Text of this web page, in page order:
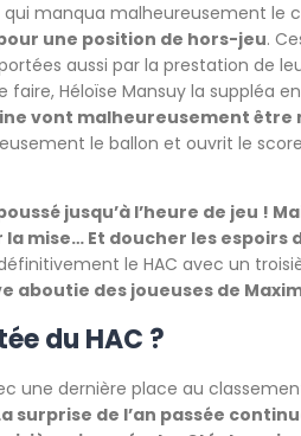
manqua malheureusement le
une position de hors-jeu.
aussi par la prestation de
Héloïse Mansuy la suppléa
vont malheureusement être
le ballon et ouvrit le
jusqu’à l’heure de jeu !
mise… Et doucher les espoirs
le HAC avec un
des joueuses de
du HAC ?
une dernière place au
surprise de l’an passée